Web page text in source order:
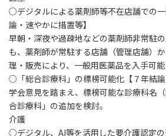
○デジタルによる薬剤師等不在店舗での
論・速やかに措置等】
早朝・深夜や過疎地などの薬剤師非常駐
も、薬剤師が常駐する店舗（管理店舗）
理・販売により、一般用医薬品を入手可能
○「総合診療科」の標榜可能化【７年結論
学会意見を踏まえ、標榜可能な診療科名
合診療科」の追加を検討。
介護
○デジタル、AI等を活用した要介護認定